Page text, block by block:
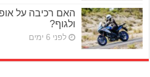
האם רכיבה על
ולגוף?
לפני 6 ימים